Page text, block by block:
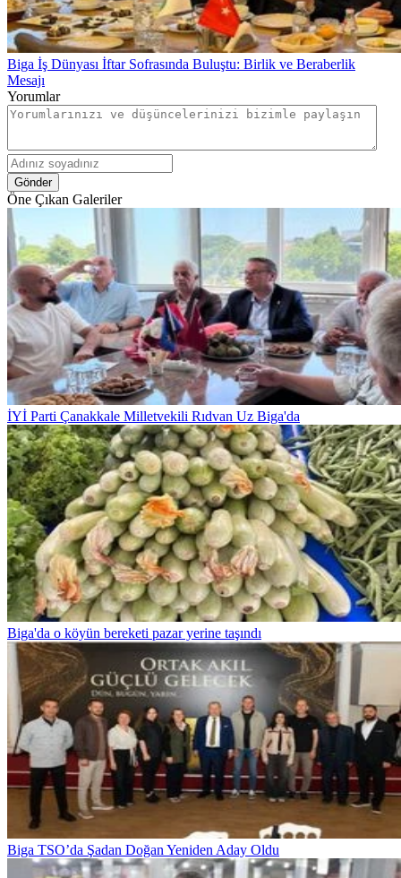
Biga İş Dünyası İftar Sofrasında Buluştu: Birlik ve Beraberlik
Mesajı
Yorumlar
Gönder
Öne Çıkan Galeriler
İYİ Parti Çanakkale Milletvekili Rıdvan Uz Biga'da
Biga'da o köyün bereketi pazar yerine taşındı
Biga TSO’da Şadan Doğan Yeniden Aday Oldu